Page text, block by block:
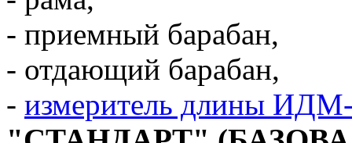
- приемный барабан,
- отдающий барабан,
- измеритель длины